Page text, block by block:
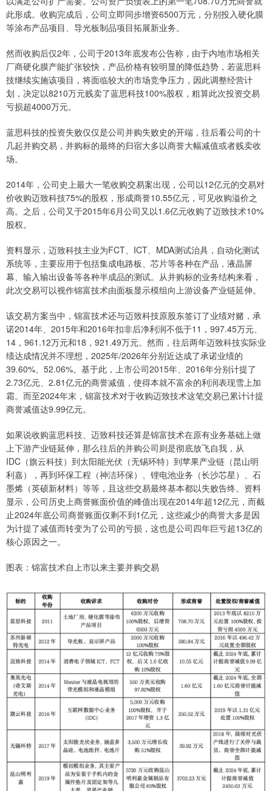
此形成。收购完成后，公司立即同步增资6500万元，分别投入硬化膜
等涂布产品项目、导光板制品项目拓展新业务。
然而收购后仅2年，公司于2013年底发布公告称，由于内地市场相关
厂商硬化膜产能扩张较快，产品价格有较明显的降低趋势，若蓝思科
技继续实施该项目，将面临较大的市场竞争压力，因此调整经营计
划，决定以8210万元贱卖了蓝思科技100%股权，粗算此次投资交易
亏损超4000万元。
蓝思科技的投资失败仅仅是公司并购失败史的开端，往后看公司的十
几起并购交易，并购标的最终的归宿大多以商誉大幅减值或者贱卖收
场。
2014年，公司史上最大一笔收购交易案出现，公司以12亿元的交易对
价收购迈致科技75%的股权，形成商誉10.55亿元，可见收购溢价之
高。之后，公司又于2015年6月公司又以1.6亿元收购了迈致技术10%
股权。
资料显示，迈致科技主业为FCT、ICT、MDA测试治具，自动化测试
系统等，主要应用于包括集成电路板、芯片等各种在产品，液晶屏
幕、输入输出设备等各种半成品的测试。从并购标的业务结构来看，
此次交易可以视作锦富技术由面板显示模组向上游设备产业链延伸。
该交易方案当中，锦富技术还与迈致科技原股东签订了业绩对赌，承
诺2014年、2015年和2016年扣非后净利润不低于11，997.45万元、
14，961.12万元和18，921.49万元。然而，往后两年迈致科技实际业
绩达成情况并不理想，2025年/2026年分别近达成了承诺业绩的
39.60%、52.06%。基于此，上市公司2015年、2016年分别计提了
2.73亿元、2.81亿元的商誉减值，使得本就不富余的利润表现雪上加
霜。而至2024年末，锦富技术对于收购迈致技术这笔交易已累计计提
商誉减值达9.99亿元。
如果说收购蓝思科技、迈致科技还算是锦富技术在原有业务基础上做
上下游产业链延伸，那么往后的并购公司则是彻底放飞自我，从
IDC（旗云科技）到太阳能光伏（无锡环特）到苹果产业链（昆山明
利嘉），再到环保工程（神洁环保）、锂电池业务（长沙芯星）、石
墨烯（英硕新材料）等等，且这些交易最终基本都以失败告终。资料
显示，公司历史上商誉账面价值的峰值出现在2014年超12亿元，而截
止2024年底公司商誉账面仅剩不到1亿元，这些减少的商誉大多是因
为计提了减值而转变为了公司的亏损，这也是公司四年巨亏超13亿的
核心原因之一。
图表：锦富技术自上市以来主要并购交易